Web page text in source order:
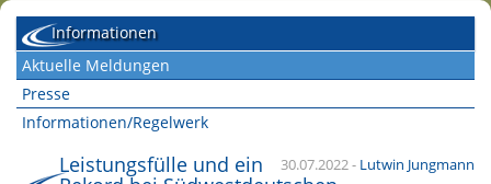
Informationen
Aktuelle Meldungen
Presse
Informationen/Regelwerk
30.07.2022- Lutwin Jungmann
Leistungsfülle und ein